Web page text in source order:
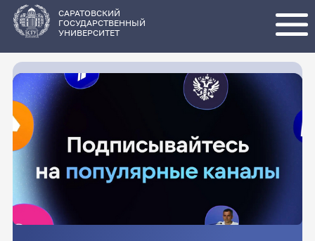
основному
содержанию
САРАТОВСКИЙ
ГОСУДАРСТВЕННЫЙ
УНИВЕРСИТЕТ